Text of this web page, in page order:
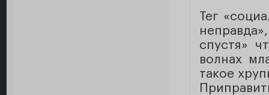
Тег
спустя»
волнах
такое